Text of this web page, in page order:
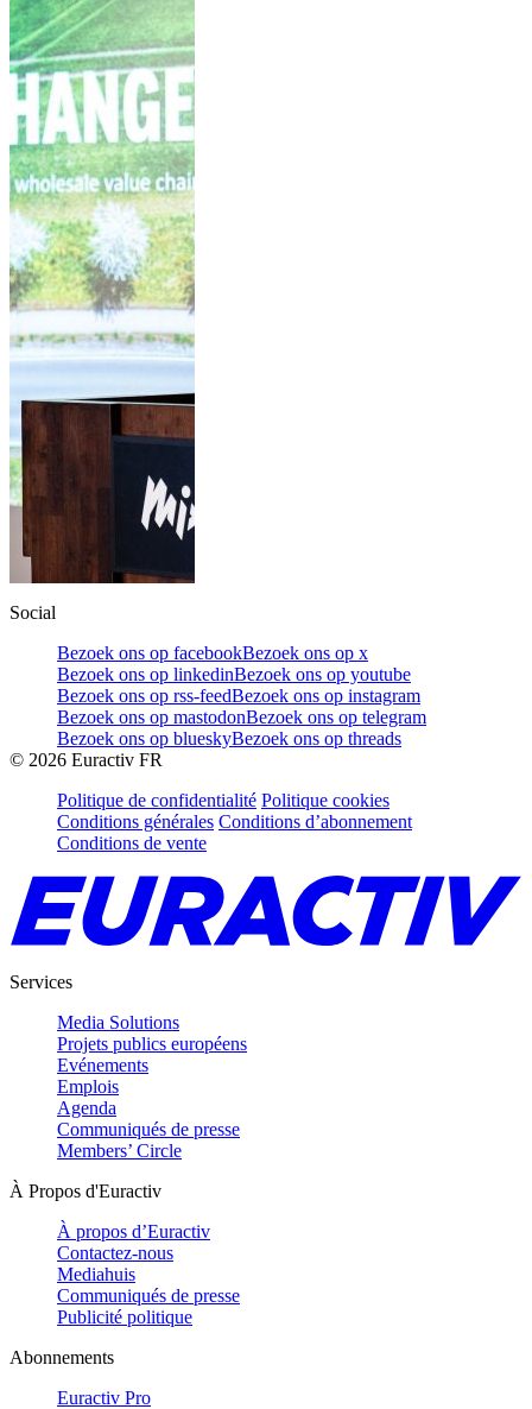
Social
Bezoek ons op facebookBezoek ons op x
Bezoek ons op linkedinBezoek ons op youtube
Bezoek ons op rss-feedBezoek ons op instagram
Bezoek ons op mastodonBezoek ons op telegram
Bezoek ons op blueskyBezoek ons op threads
© 2026 Euractiv FR
Politique de confidentialité Politique cookies
Conditions générales Conditions d’abonnement
Conditions de vente
Services
Media Solutions
Projets publics européens
Evénements
Emplois
Agenda
Communiqués de presse
Members’ Circle
À Propos d'Euractiv
À propos d’Euractiv
Contactez-nous
Mediahuis
Communiqués de presse
Publicité politique
Abonnements
Euractiv Pro